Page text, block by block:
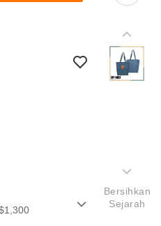
Bersihkan
Sejarah